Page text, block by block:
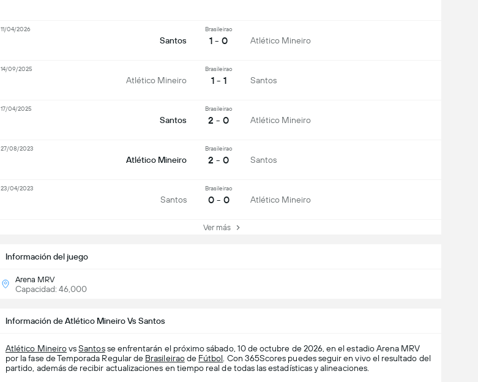
Información del juego
Arena MRV
Capacidad: 46,000
Santos
Brasileirao
1 - 0 Atlético Mineiro
11/04/2026
Atlético Mineiro
Brasileirao
1 - 1 Santos
14/09/2025
Santos
Brasileirao
2 - 0 Atlético Mineiro
17/04/2025
Atlético Mineiro
Brasileirao
2 - 0 Santos
27/08/2023
Santos
Brasileirao
0 - 0 Atlético Mineiro
23/04/2023
Ver más
Información de Atlético Mineiro Vs Santos
Atlético MineirovsSantosse enfrentarán el próximo sábado, 10 de octubre de 2026, en el estadio Arena MRV
por la fase de Temporada Regular de Brasileiraode Fútbol . Con 365Scores puedes seguir en vivo el resultado del
partido, además de recibir actualizaciones en tiempo real de todas las estadísticas y alineaciones.